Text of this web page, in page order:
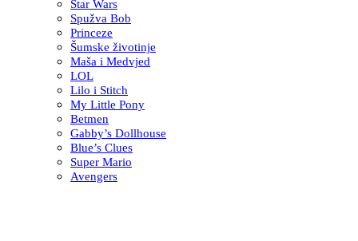
Star Wars
Spužva Bob
Princeze
Šumske životinje
Maša i Medvjed
LOL
Lilo i Stitch
My Little Pony
Betmen
Gabby’s Dollhouse
Blue’s Clues
Super Mario
Avengers